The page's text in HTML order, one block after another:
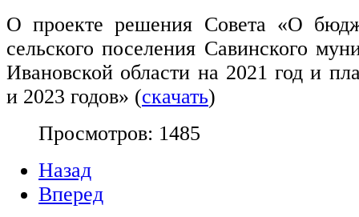
О проекте решения Совета «О
сельского поселения Савинского
Ивановской области на 2021 год и
и 2023 годов» (скачать)
Просмотров: 1485
Назад
Вперед